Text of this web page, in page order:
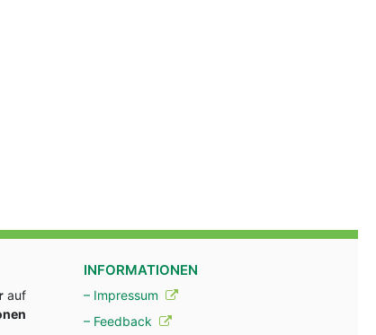
auf
INFORMATIONEN
– Impressum
– Feedback